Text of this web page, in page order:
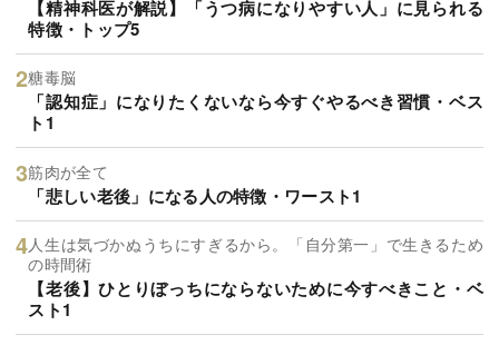
【精神科医が解説】「うつ病になりやすい人」に見られる
特徴・トップ5
糖毒脳
「認知症」になりたくないなら今すぐやるべき習慣・ベス
ト1
筋肉が全て
「悲しい老後」になる人の特徴・ワースト1
人生は気づかぬうちにすぎるから。「自分第一」で生きるため
の時間術
【老後】ひとりぼっちにならないために今すべきこと・ベ
スト1